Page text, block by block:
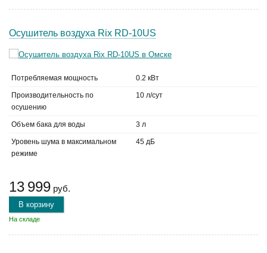
Осушитель воздуха Rix RD-10US
Потребляемая мощность 0.2 кВт
Производительность по
осушению
10 л/сут
Объем бака для воды 3 л
Уровень шума в максимальном
режиме
45 дБ
13 999 руб.
В корзину
На складе